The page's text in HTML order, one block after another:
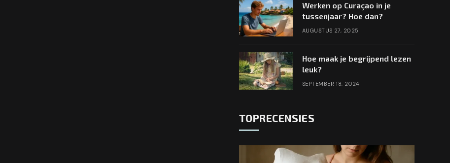
Werken op Curaçao in je
tussenjaar? Hoe dan?
AUGUSTUS 27, 2025
Hoe maak je begrijpend lezen
leuk?
SEPTEMBER 18, 2024
TOPRECENSIES